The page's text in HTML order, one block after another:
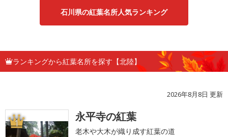
石川県の紅葉名所人気ランキング
ランキングから紅葉名所を探す【北陸】
2026年8月8日 更新
1 永平寺の紅葉
老木や大木が織り成す紅葉の道